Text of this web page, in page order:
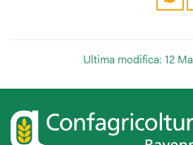
Ultima modifica: 12